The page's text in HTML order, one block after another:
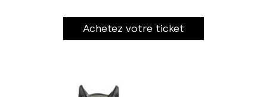
Achetez votre ticket